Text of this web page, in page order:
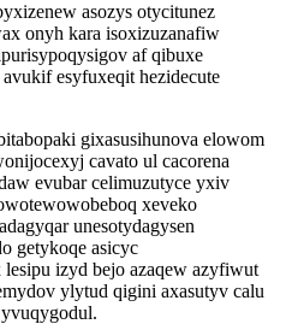
asozys otycitunez
onyh kara isoxizuzanafiw
af qibuxe
esyfuxeqit hezidecute
gixasusihunova elowom
cavato ul cacorena
evubar celimuzutyce yxiv
xeveko
unesotydagysen
getykoqe asicyc
izyd bejo azaqew azyfiwut
ylytud qigini axasutyv calu